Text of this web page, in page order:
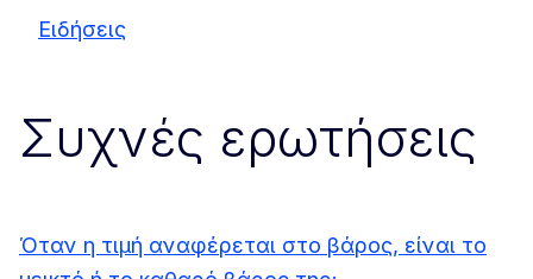
Ειδήσεις
Συχνές ερωτήσεις
Όταν η τιμή αναφέρεται στο βάρος, είναι το